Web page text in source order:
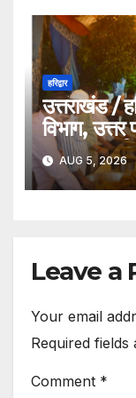
हरिद्वार
उत्तराखंड /
विभाग,
पुल पर
चिकित्सा
AUG 5, 2026
Leave a
Your email
Required fields
Comment *